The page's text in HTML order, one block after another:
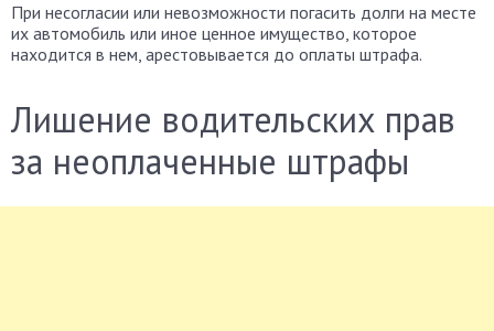
При несогласии или невозможности погасить долги на месте
их автомобиль или иное ценное имущество, которое
находится в нем, арестовывается до оплаты штрафа.
Лишение водительских прав
за неоплаченные штрафы